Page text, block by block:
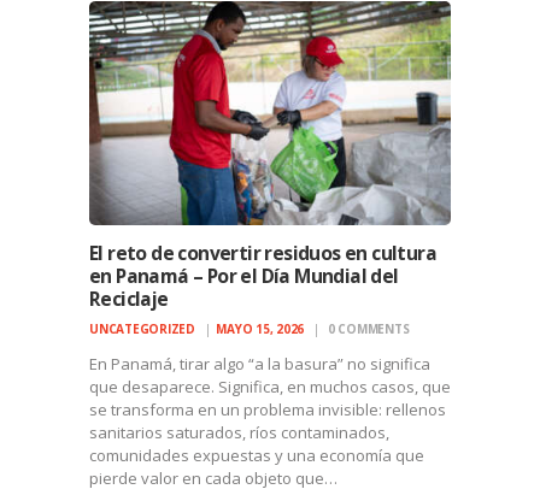
El reto de convertir residuos en cultura
en Panamá – Por el Día Mundial del
Reciclaje
UNCATEGORIZED MAYO 15, 2026 0 COMMENTS
En Panamá, tirar algo “a la basura” no significa
que desaparece. Significa, en muchos casos, que
se transforma en un problema invisible: rellenos
sanitarios saturados, ríos contaminados,
comunidades expuestas y una economía que
pierde valor en cada objeto que…